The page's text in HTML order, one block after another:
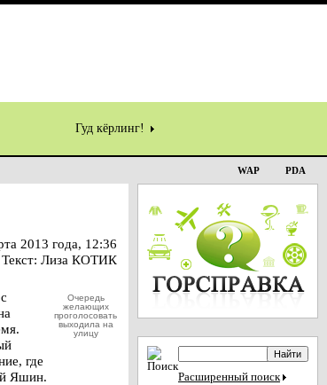
Гуд кёрлинг!
WAP PDA
2013 года, 12:36
Текст: Лиза КОТИК
где
Яшин.
Очередь
желающих
проголосовать
выходила на
улицу
Расширенный поиск